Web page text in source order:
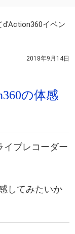
イベン
2018年9月14日
の体感
イブレコーダー
してみたいか